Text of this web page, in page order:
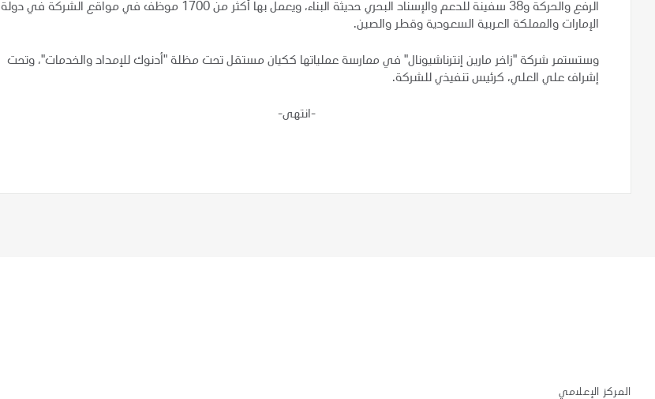
الرفع والحركة و38 سفينة للدعم والإسناد البحري حديثة البناء، ويعمل بها أكثر من 1700 موظف في مواقع الشركة في دولة
الإمارات والمملكة العربية السعودية وقطر والصين.
وستستمر شركة "زاخر مارين إنترناشيونال" في ممارسة عملياتها ككيان مستقل تحت مظلة "أدنوك للإمداد والخدمات"، وتحت
إشراف علي العلي، كرئيس تنفيذي للشركة.
-انتهى-
المركز الإعلامي